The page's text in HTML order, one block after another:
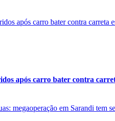
após carro bater contra